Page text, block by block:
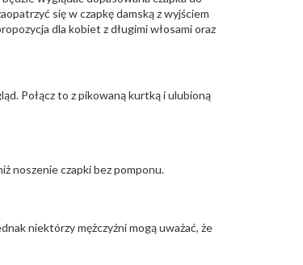
się wczapkę damskąz wyjściem
dla kobiet z długimi włosami oraz
Połącz to z pikowaną kurtką i ulubioną
noszenie czapki bez pomponu.
niektórzy mężczyźni mogą uważać, że